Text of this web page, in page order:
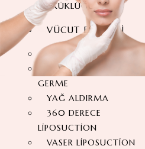
ÇÖKÜKLÜĞÜ
VÜCUT ESTETIĞI
KARIN GERME ESTETIĞI
360 DERECE KARIN
GERME
YAĞ ALDIRMA
360 DERECE
LIPOSUCTION
VASER LIPOSUCTION